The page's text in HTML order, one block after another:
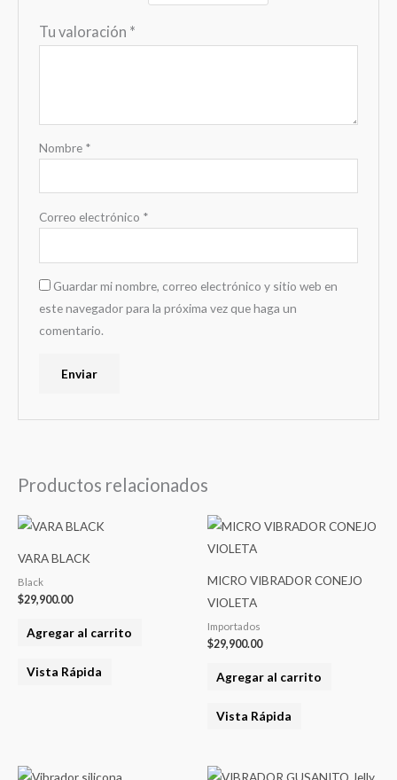
Tu valoración *
Nombre *
Correo electrónico *
Guardar mi nombre, correo electrónico y sitio web en
este navegador para la próxima vez que haga un
comentario.
Productos relacionados
VARA BLACK
Black
$29,900.00
Agregar al carrito
Vista Rápida
MICRO VIBRADOR CONEJO
VIOLETA
Importados
$29,900.00
Agregar al carrito
Vista Rápida